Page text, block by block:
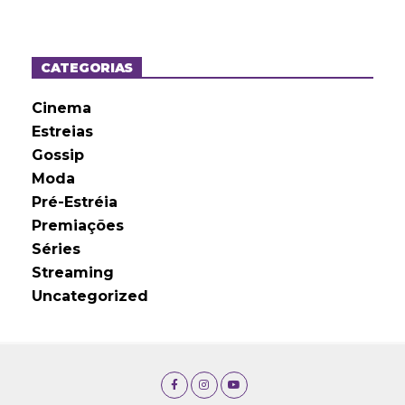
o
sCATEGORIAS
Cinema
Estreias
Gossip
Moda
Pré-Estréia
Premiações
Séries
Streaming
Uncategorized